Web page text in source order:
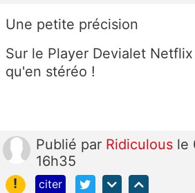
Une petite précision
Sur le Player Devialet
qu'en stéréo !
Publié par Ridiculous le
16h35
!
citer